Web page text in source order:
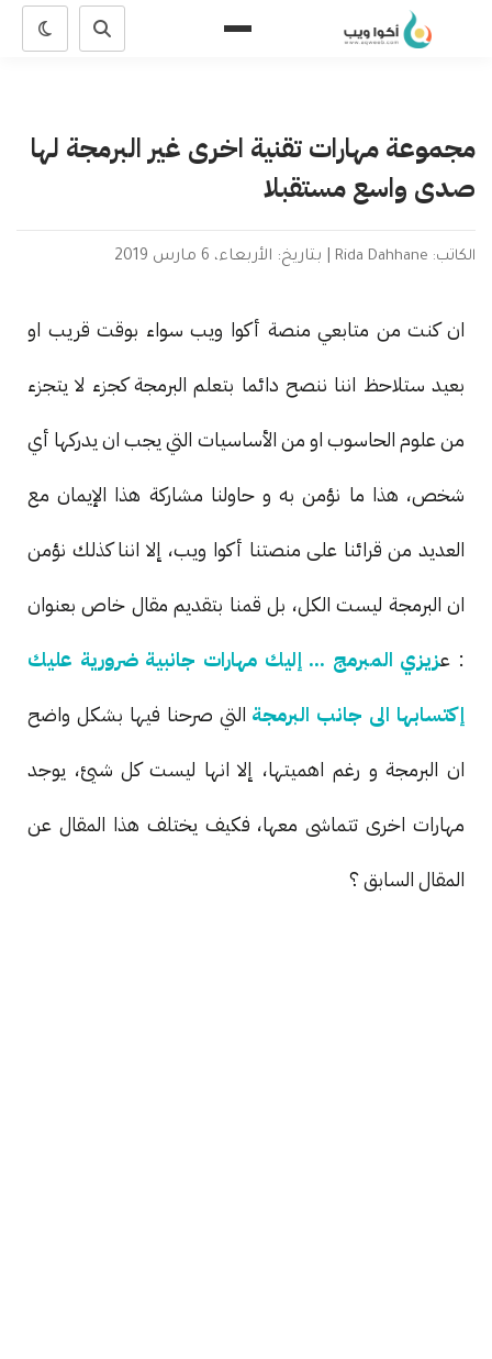
مجموعة مهارات تقنية اخرى غير البرمجة لها
صدى واسع مستقبلا
الكاتب: Rida Dahhane بتاريخ: الأربعاء، 6 مارس 2019
ان كنت من متابعي منصة أكوا ويب سواء بوقت قريب او
بعيد ستلاحظ اننا ننصح دائما بتعلم البرمجة كجزء لا يتجزء
من علوم الحاسوب او من الأساسيات التي يجب ان يدركها أي
شخص، هذا ما نؤمن به و حاولنا مشاركة هذا الإيمان مع
العديد من قرائنا على منصتنا أكوا ويب، إلا اننا كذلك نؤمن
ان البرمجة ليست الكل، بل قمنا بتقديم مقال خاص بعنوان
: عزيزي المبرمج ... إليك مهارات جانبية ضرورية عليك
إكتسابها الى جانب البرمجة التي صرحنا فيها بشكل واضح
ان البرمجة و رغم اهميتها، إلا انها ليست كل شيئ، يوجد
مهارات اخرى تتماشى معها، فكيف يختلف هذا المقال عن
المقال السابق ؟